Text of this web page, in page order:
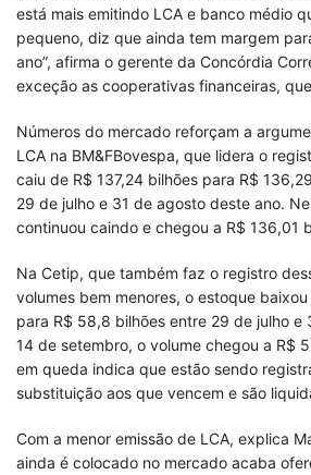
está mais emitindo LCA e banco médio
pequeno, diz que ainda tem margem
ano”, afirma o gerente da Concórdia
exceção as cooperativas financeiras,
Números do mercado reforçam a
LCA na BM&FBovespa, que lidera o
caiu de R$ 137,24 bilhões para R$
29 de julho e 31 de agosto deste ano.
continuou caindo e chegou a R$ 136,01
Na Cetip, que também faz o registro
volumes bem menores, o estoque
para R$ 58,8 bilhões entre 29 de julho e
14 de setembro, o volume chegou a R$
em queda indica que estão sendo
substituição aos que vencem e são
Com a menor emissão de LCA, explica
ainda é colocado no mercado acaba